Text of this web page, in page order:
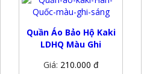
Quần Áo Bảo Hộ Kaki
LDHQ Màu Ghi
Giá: 210.000 đ